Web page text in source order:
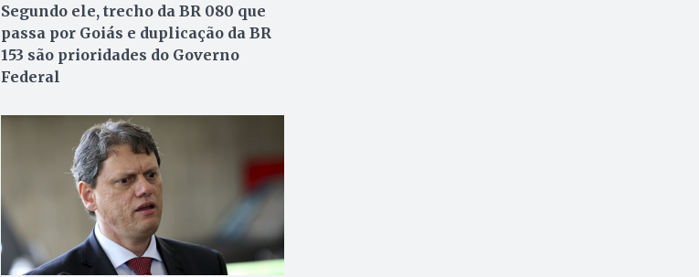
Segundo ele, trecho da BR 080 que
passa por Goiás e duplicação da BR
153 são prioridades do Governo
Federal